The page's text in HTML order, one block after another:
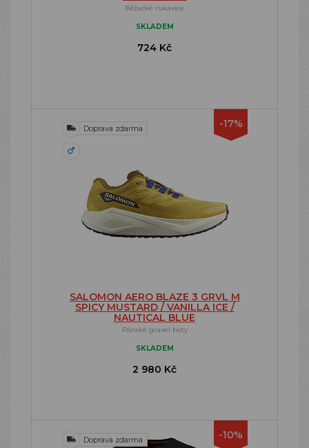
Běžecké rukavice
SKLADEM
724 Kč
-17%
Doprava zdarma
SALOMON AERO BLAZE 3 GRVL M
SPICY MUSTARD / VANILLA ICE /
NAUTICAL BLUE
Pánské gravel boty
SKLADEM
2 980 Kč
-10%
Doprava zdarma